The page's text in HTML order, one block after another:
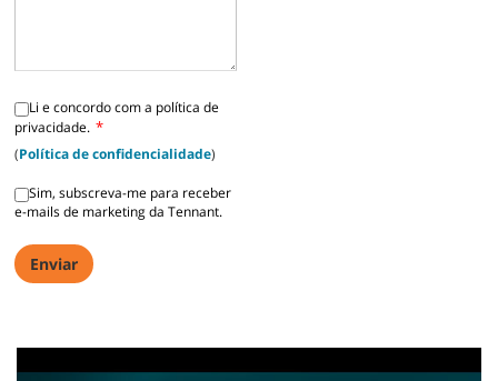
Li e concordo com a política de
privacidade. *
(Política de confidencialidade)
Sim, subscreva-me para receber
e-mails de marketing da Tennant.